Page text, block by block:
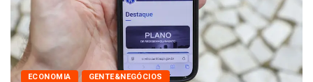
ECONOMIA GENTE&NEGÓCIOS